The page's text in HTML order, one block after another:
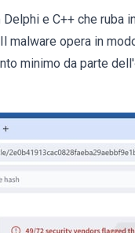
Delphi e C++ che
opera in
minimo da parte